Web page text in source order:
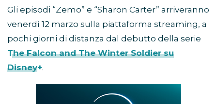
Gli episodi “Zemo” e “Sharon Carter” arriveranno
venerdì 12 marzo sulla piattaforma streaming, a
pochi giorni di distanza dal debutto della serie
The Falcon and The Winter Soldier su
Disney+.